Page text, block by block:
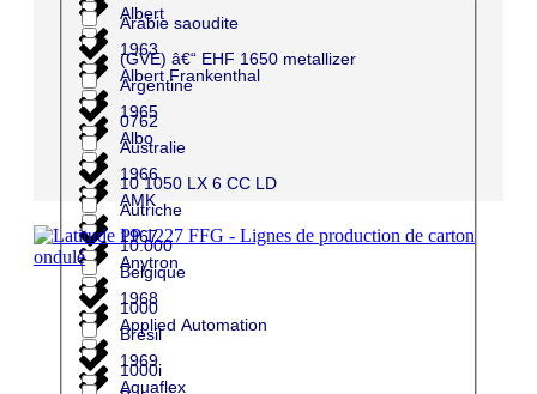
Albert
Albert Frankenthal
Albo
AMK
Anytron
Applied Automation
Aquaflex
1963
1965
1966
1967
1968
1969
Arabie saoudite
Argentine
Australie
Autriche
Belgique
Brésil
(GVE) â€“ EHF 1650 metallizer
0762
10 1050 LX 6 CC LD
10.000
1000
1000i